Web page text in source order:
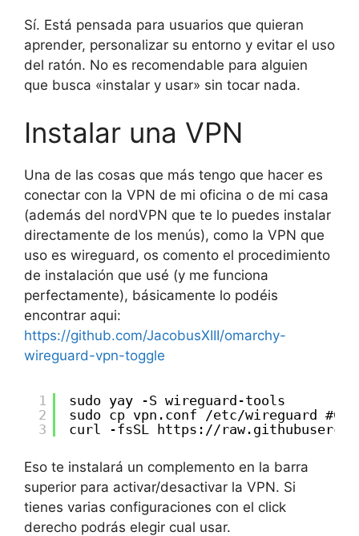
Sí. Está pensada para usuarios que quieran
aprender, personalizar su entorno y evitar el uso
del ratón. No es recomendable para alguien
que busca «instalar y usar» sin tocar nada.
Instalar una VPN
Una de las cosas que más tengo que hacer es
conectar con la VPN de mi oficina o de mi casa
(además del nordVPN que te lo puedes instalar
directamente de los menús), como la VPN que
uso es wireguard, os comento el procedimiento
de instalación que usé (y me funciona
perfectamente), básicamente lo podéis
encontrar aqui:
https://github.com/JacobusXIII/omarchy-
wireguard-vpn-toggle
1
2
3
sudo yay -S wireguard-tools
sudo cp vpn.conf /etc/wireguard
curl -fsSL
https://
Eso te instalará un complemento en la barra
superior para activar/desactivar la VPN. Si
tienes varias configuraciones con el click
derecho podrás elegir cual usar.